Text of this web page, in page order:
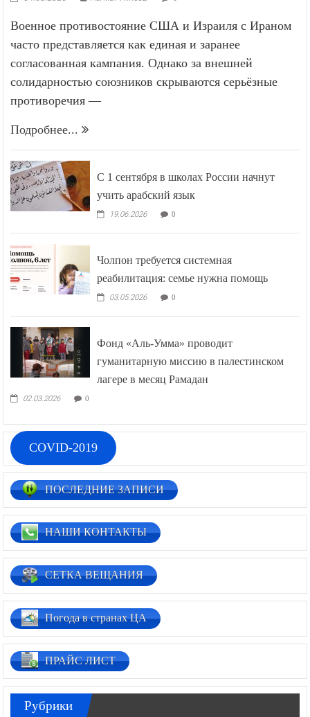
Военное противостояние США и Израиля с Ираном
часто представляется как единая и заранее
согласованная кампания. Однако за внешней
солидарностью союзников скрываются серьёзные
противоречия —
Подробнее...
С 1 сентября в школах России начнут
учить арабский язык
19.06.2026 0
Чолпон требуется системная
реабилитация: семье нужна помощь
03.05.2026 0
Фонд «Аль-Умма» проводит
гуманитарную миссию в палестинском
лагере в месяц Рамадан
02.03.2026 0
COVID-2019
ПОСЛЕДНИЕ ЗАПИСИ
НАШИ КОНТАКТЫ
СЕТКА ВЕЩАНИЯ
Погода в странах ЦА
ПРАЙС ЛИСТ
Рубрики